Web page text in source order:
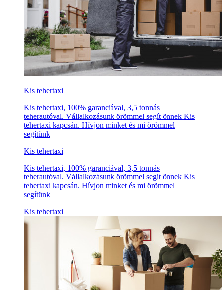
Kis tehertaxi
Kis tehertaxi, 100% garanciával, 3,5 tonnás
teherautóval. Vállalkozásunk örömmel segít önnek Kis
tehertaxi kapcsán. Hívjon minket és mi örömmel
segítünk
Kis tehertaxi
Kis tehertaxi, 100% garanciával, 3,5 tonnás
teherautóval. Vállalkozásunk örömmel segít önnek Kis
tehertaxi kapcsán. Hívjon minket és mi örömmel
segítünk
Kis tehertaxi